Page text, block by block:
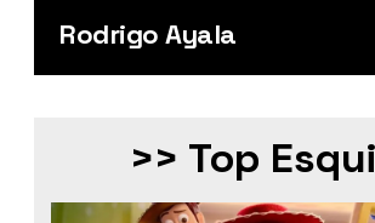
Rodrigo Ayala
>> Top